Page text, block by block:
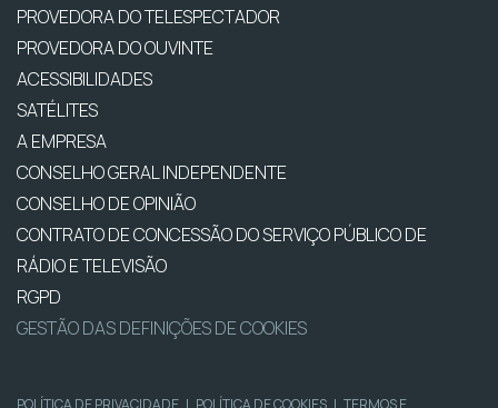
PROVEDORA DO TELESPECTADOR
PROVEDORA DO OUVINTE
ACESSIBILIDADES
SATÉLITES
A EMPRESA
CONSELHO GERAL INDEPENDENTE
CONSELHO DE OPINIÃO
CONTRATO DE CONCESSÃO DO SERVIÇO PÚBLICO DE
RÁDIO E TELEVISÃO
RGPD
GESTÃO DAS DEFINIÇÕES DE COOKIES